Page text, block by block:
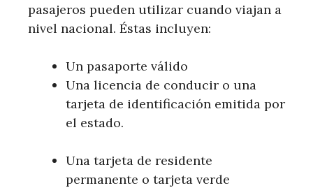
pasajeros pueden utilizar cuando viajan a
nivel nacional. Éstas incluyen:
Un pasaporte válido
Una licencia de conducir o una
tarjeta de identificación emitida por
el estado.
Una tarjeta de residente
permanente o tarjeta verde